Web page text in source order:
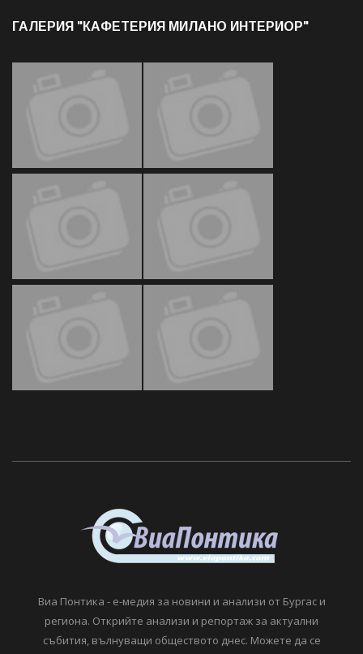
ГАЛЕРИЯ "КАФЕТЕРИЯ МИЛАНО ИНТЕРИОР"
Виа Понтика - е-медия за новини и анализи от Бургас и
региона. Открийте анализи и репортаж за актуални
събития, вълнуващи обществото днес. Можете да се